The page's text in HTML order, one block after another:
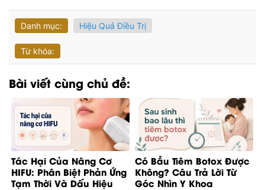
Danh mục: Hiệu Quả Điều Trị
Từ khóa:
Bài viết cùng chủ đề:
Tác Hại Của Nâng Cơ
HIFU: Phân Biệt Phản Ứng
Tạm Thời Và Dấu Hiệu
Có Bầu Tiêm Botox Được
Không? Câu Trả Lời Từ
Góc Nhìn Y Khoa